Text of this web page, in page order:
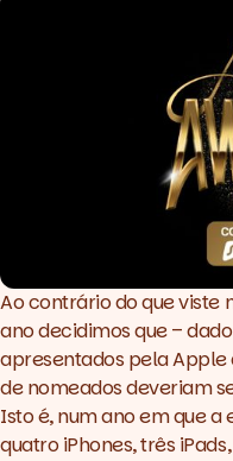
Melhor
Melhor
Melhor
Melhor
Ao contrário do que viste
ano decidimos que –
apresentados pela Apple
de nomeados deveriam
Isto é, num ano em que
quatro iPhones, três